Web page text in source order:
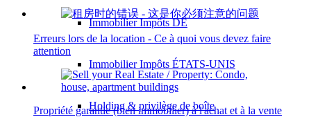
Immobilier Impôts DE
Immobilier Impôts ÉTATS-UNIS
Holding & privilège de boîte
Erreurs lors de la location - Ce à quoi vous devez faire
attention
Propriété garantie (bien immobilier) à l'achat et à la vente